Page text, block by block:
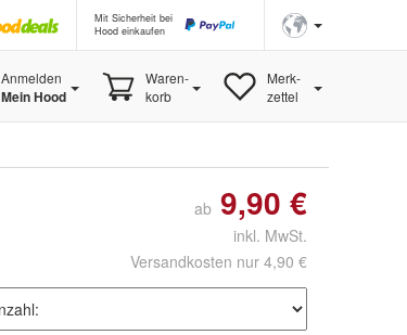
Mit Sicherheit bei
Hood einkaufen
Anmelden
Mein Hood
Waren-
korb
Merk-
zettel
ab 9,90 €
inkl. MwSt.
Versandkosten nur 4,90 €